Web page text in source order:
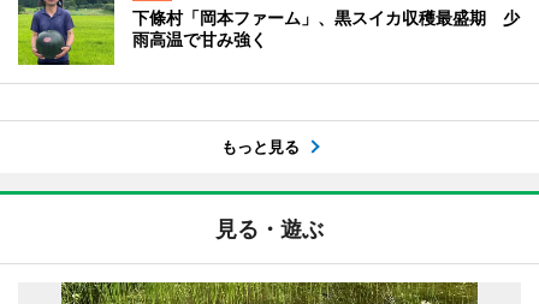
下條村「岡本ファーム」、黒スイカ収穫最盛期 少
雨高温で甘み強く
もっと見る
見る・遊ぶ